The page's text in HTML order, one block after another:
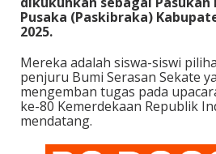
Pusaka (Paskibraka)
2025.
Mereka adalah siswa-siswi
penjuru Bumi Serasan Sekate
mengemban tugas pada
ke-80 Kemerdekaan Republik
mendatang.